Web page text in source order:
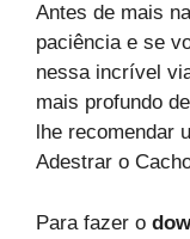
Antes de mais
paciência e se
nessa incrível
mais profundo
lhe recomendar
Adestrar o
Para fazer o